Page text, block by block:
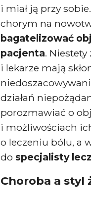
i miał ją przy
chorym na
bagatelizować
pacjenta.
i lekarze mają
działań
porozmawiać o
i możliwościach
o leczeniu bólu, a
do specjalisty
Choroba a styl